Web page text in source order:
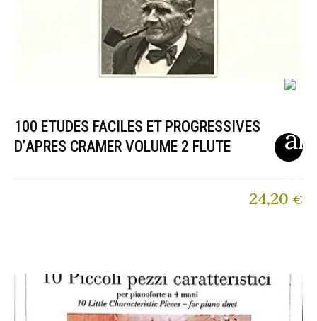
100 ETUDES FACILES ET PROGRESSIVES
D’APRES CRAMER VOLUME 2 FLUTE
24,20 €